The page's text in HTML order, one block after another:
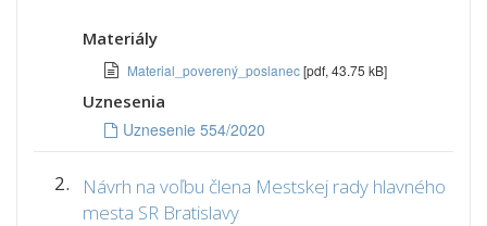
Materiály
Material_poverený_poslanec[pdf, 43.75 kB]
Uznesenia
Uznesenie 554/2020
2.
Návrh na voľbu člena Mestskej rady hlavného
mesta SR Bratislavy